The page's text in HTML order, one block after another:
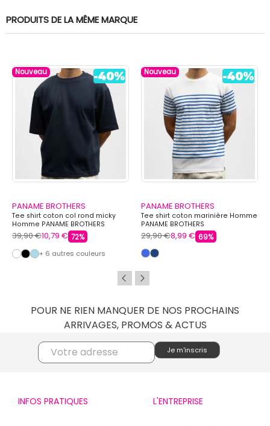
PRODUITS DE LA MÊME MARQUE
Nouveau
PANAME BROTHERS
Tee shirt coton col rond micky
Homme PANAME BROTHERS
39,90 €10,79 € 72%
+ 6 autres couleurs
Nouveau
PANAME BROTHERS
Tee shirt coton marinière Homme
PANAME BROTHERS
29,90 €8,99 € 69%
POUR NE RIEN MANQUER DE NOS PROCHAINS
ARRIVAGES, PROMOS & ACTUS
INFOS PRATIQUES L'ENTREPRISE